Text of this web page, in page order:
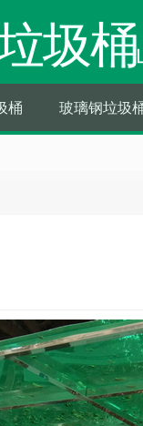
圾桶
桶 玻璃钢垃圾